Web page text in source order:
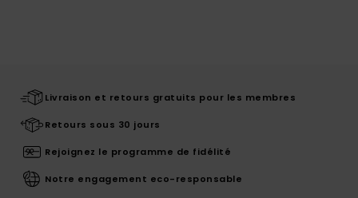
Livraison et retours gratuits pour les membres
Retours sous 30 jours
Rejoignez le programme de fidélité
Notre engagement eco-responsable